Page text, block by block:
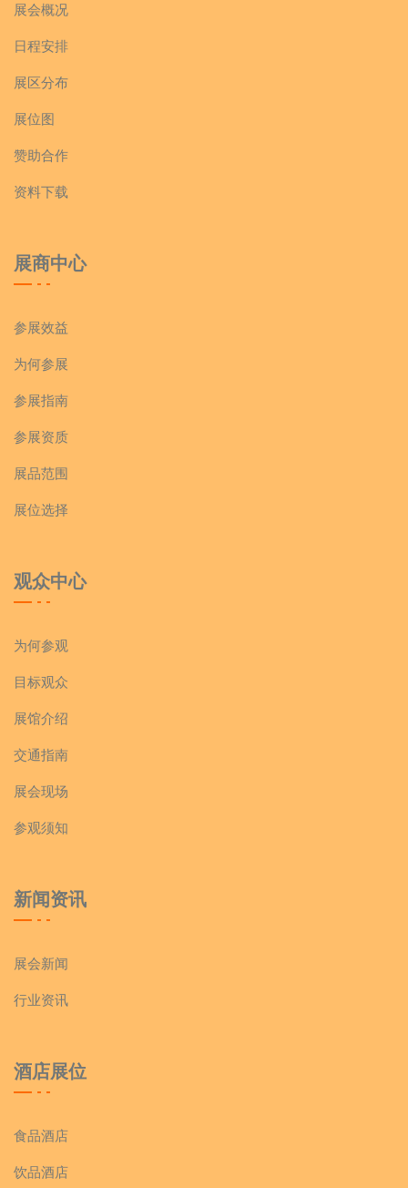
展会概况
日程安排
展区分布
展位图
赞助合作
资料下载
展商中心
参展效益
为何参展
参展指南
参展资质
展品范围
展位选择
观众中心
为何参观
目标观众
展馆介绍
交通指南
展会现场
参观须知
新闻资讯
展会新闻
行业资讯
酒店展位
食品酒店
饮品酒店